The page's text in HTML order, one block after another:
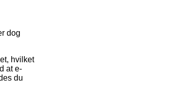
dog
hvilket
at e-
du